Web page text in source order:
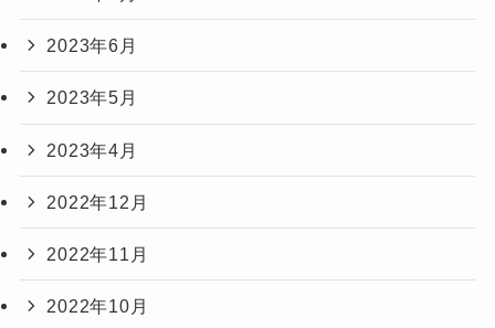
2023年6月
2023年5月
2023年4月
2022年12月
2022年11月
2022年10月